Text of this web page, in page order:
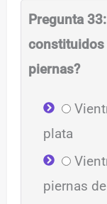
Pregunta
constituidos
piernas?
plata
piernas